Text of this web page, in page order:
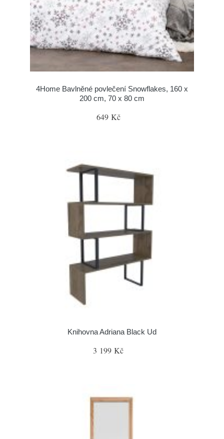
4Home Bavlněné povlečení Snowflakes, 160 x
200 cm, 70 x 80 cm
649 Kč
Knihovna Adriana Black Ud
3 199 Kč